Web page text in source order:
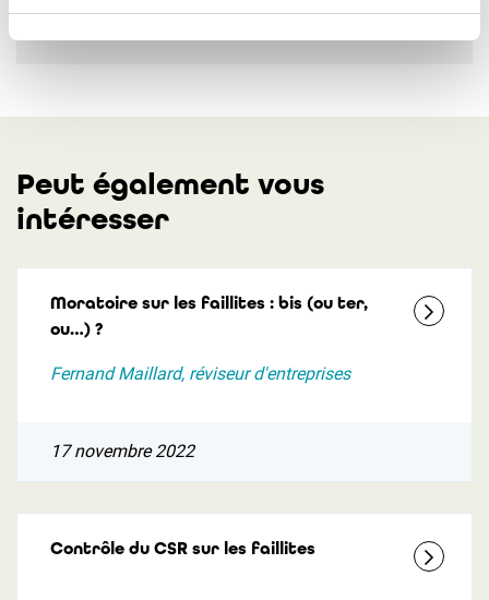
Peut également vous
intéresser
Moratoire sur les faillites : bis (ou ter,
ou…) ?
Fernand Maillard, réviseur d'entreprises
17 novembre 2022
Contrôle du CSR sur les faillites